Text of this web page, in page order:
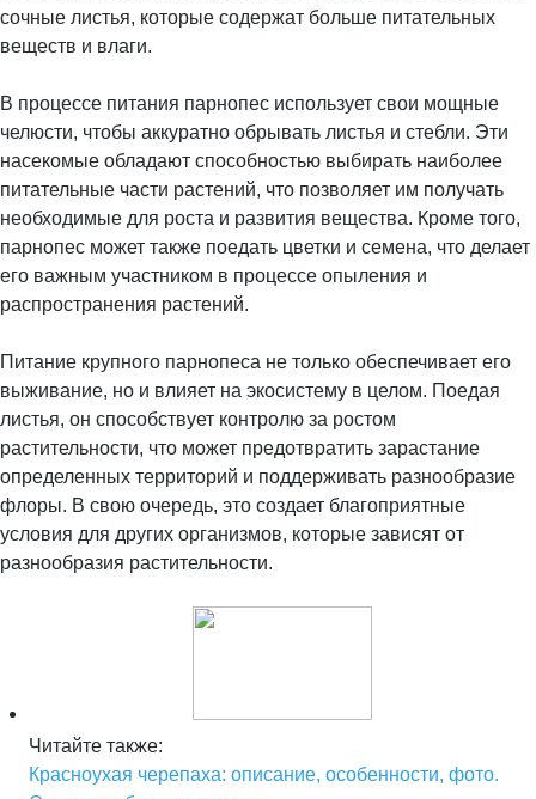
сочные листья, которые содержат больше питательных
веществ и влаги.
В процессе питания парнопес использует свои мощные
челюсти, чтобы аккуратно обрывать листья и стебли. Эти
насекомые обладают способностью выбирать наиболее
питательные части растений, что позволяет им получать
необходимые для роста и развития вещества. Кроме того,
парнопес может также поедать цветки и семена, что делает
его важным участником в процессе опыления и
распространения растений.
Питание крупного парнопеса не только обеспечивает его
выживание, но и влияет на экосистему в целом. Поедая
листья, он способствует контролю за ростом
растительности, что может предотвратить зарастание
определенных территорий и поддерживать разнообразие
флоры. В свою очередь, это создает благоприятные
условия для других организмов, которые зависят от
разнообразия растительности.
Читайте также:
Красноухая черепаха: описание, особенности, фото.